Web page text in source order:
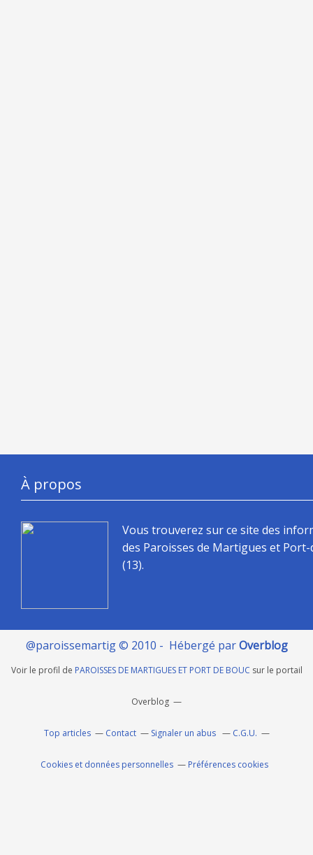
À propos
Vous trouverez sur ce site des
des Paroisses de Martigues et
(13).
@paroissemartig © 2010 - Hébergé parOverblog
Voir le profil de PAROISSES DE MARTIGUES ET PORT DE BOUC sur le portail
Overblog
Top articles Contact Signaler un abus C.G.U.
Cookies et données personnelles Préférences cookies